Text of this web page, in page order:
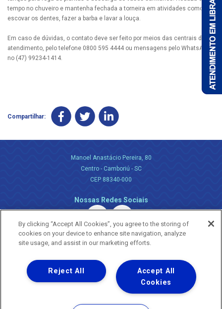
tempo no chuveiro e mantenha fechada a torneira em atividades como
escovar os dentes, fazer a barba e lavar a louça.
Em caso de dúvidas, o contato deve ser feito por meios das centrais de
atendimento, pelo telefone 0800 595 4444 ou mensagens pelo WhatsApp
no (47) 99234-1414.
Compartilhar:
Manoel Anastácio Pereira, 80
Centro - Camboriú - SC
CEP 88340-000
Nossas Redes Sociais
Uma empresa
Copyright ® 2026 - Todos os Direitos Reservados.
Nossa natureza movimenta a vida
By clicking “Accept All Cookies”, you agree to the storing of
cookies on your device to enhance site navigation, analyze
site usage, and assist in our marketing efforts.
Accept All
Cookies
Reject All